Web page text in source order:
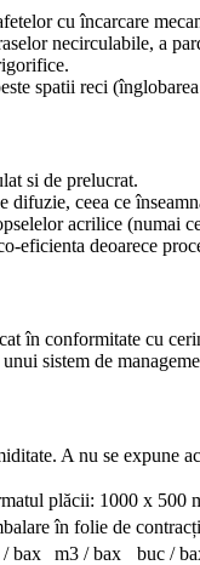
cu încarcare
necirculabile, a
spatii reci
si de prelucrat.
difuzie, ceea ce
acrilice (numai
eficienta deoarece
în conformitate cu
unui sistem de
A nu se expune
plăcii: 1000 x 500
în folie de
bax
m3 / bax
buc /